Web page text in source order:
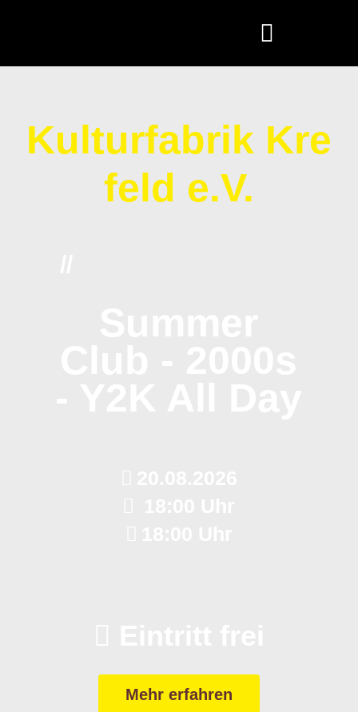
Kulturfabrik Kre
feld e.V.
Mehr erfahren